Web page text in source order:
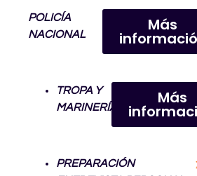
POLICÍA
NACIONAL
Más
TROPA Y
MARINERÍA
Más
PREPARACIÓN